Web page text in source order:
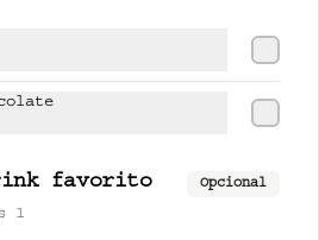
$37.500
UNSHU 280 ml
favorito Opcional
1